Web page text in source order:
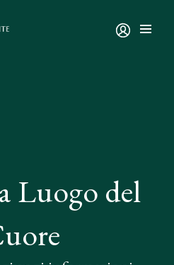
Luogo del